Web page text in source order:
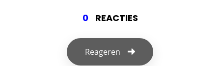
0 REACTIES
Reageren